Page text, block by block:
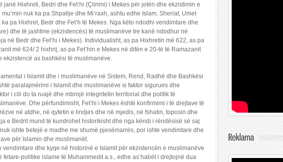
janë Hixhreti, Bedri dhe Fet’hi (Çlirimi) i Mekes për jetën dhe ekzistimin e
nuk ka pa Shpallje dhe Mi’raxh, ashtu edhe Islam, Sheriat, Umet
pa Hixhret, Bedr dhe Fet’h të Mekes. Nga këto ndodhi vendimtare dhe
dhe të jashtme (ekzistencës) të muslimanëve tre kanë ndodhur në
në Bedr dhe Fet’hi i Mekes). Individualisht, as pa Hixhretin më 622, as pa
më 624/ 2 hixhrij, as pa Fet’hin e Mekes në ditën e 20-të të Ramazanit
as bashkësi të muslimanëve.
i Islamit dhe i muslimanëve në Sistem, Rend, Radhë dhe Bashkësi
paralajmërimi i Islamit dhe muslimanëve si faktor sigurues dhe
i cili do ta ruajë dhe mbrojë integritetin territorial dhe politik të
Dhe përfundimisht, Fet’hi i Mekes është konfirmimi i të drejtave të
në atdhe, në qytetin e lindjes dhe në mjedis, në fshatin, toposin dhe
e Bedrit mund të kundrohet historikisht dhe nga këndi i rëndësisë së saj
ishte betejë e madhe me shumë pjesëmarrës, por ishte vendimtare dhe
për Islamin dhe muslimanët.
vendimtare dhe kyqe në historinë e Islamit për ekzistencën e muslimanëve
politike islame të Muhammedit a.s., edhe as’habët i drejtojnë dua